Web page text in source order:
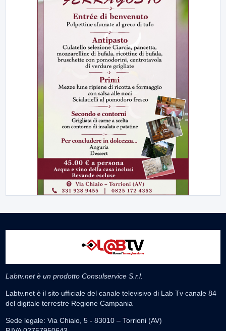
Labtv.net è un prodotto Consulservice S.r.l.
Labtv.net è il sito ufficiale del canale televisivo di Lab Tv canale 84
del digitale terrestre Regione Campania
Sede legale: Via Chiaio, 5 - 83010 – Torrioni (AV)